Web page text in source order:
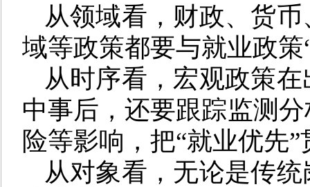
从领域看，财政、货
域等政策都要与就业政
从时序看，宏观政策
中事后，还要跟踪监测
险等影响，把“就业优先
从对象看，无论是传